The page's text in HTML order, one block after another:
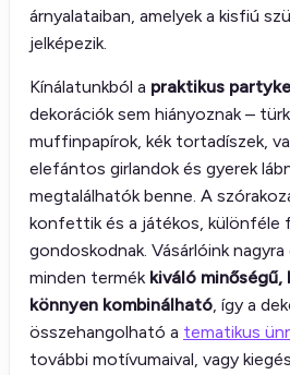
árnyalataiban, amelyek a kisfiú
jelképezik.
Kínálatunkból a praktikus
dekorációk sem hiányoznak –
muffinpapírok, kék tortadíszek,
elefántos girlandok és gyerek
megtalálhatók benne. A
konfettik és a játékos, különféle
gondoskodnak. Vásárlóink
minden termék kiváló
könnyen kombinálható, így a
összehangolható a tematikus
további motívumaival, vagy